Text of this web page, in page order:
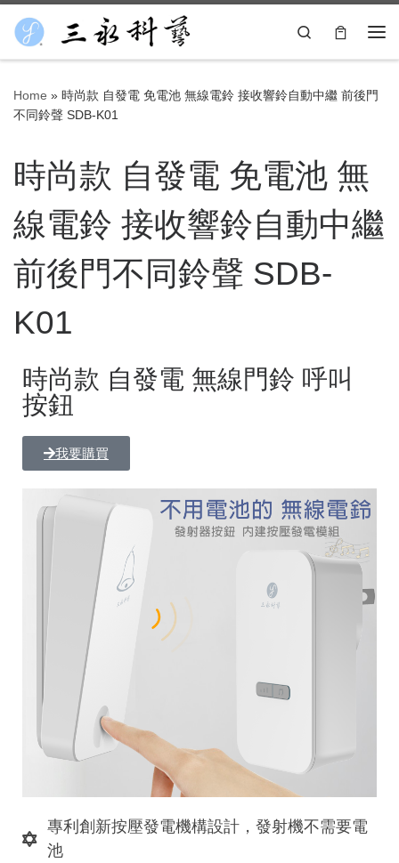
Skip to content Search
Home » 時尚款 自發電 免電池 無線電鈴 接收響鈴自動中繼 前後門
不同鈴聲 SDB-K01
時尚款 自發電 免電池 無
線電鈴 接收響鈴自動中繼
前後門不同鈴聲 SDB-
K01
時尚款 自發電 無線門鈴 呼叫
按鈕
我要購買
專利創新按壓發電機構設計，發射機不需要電
池